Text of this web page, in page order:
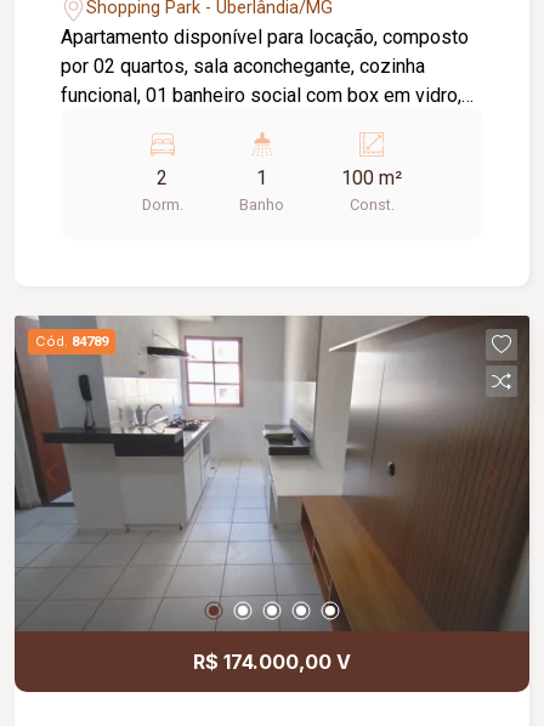
Shopping Park - Uberlândia/MG
Apartamento disponível para locação, composto
por 02 quartos, sala aconchegante, cozinha
funcional, 01 banheiro social com box em vidro,
oferece um ambiente prático e confortável,
sendo uma excelente opção para quem busca
comodidade e funcionalidade no dia a dia.
2
Dorm.
1
Banho
100 m²
Const.
Cód. 84789
R$ 174.000,00 V